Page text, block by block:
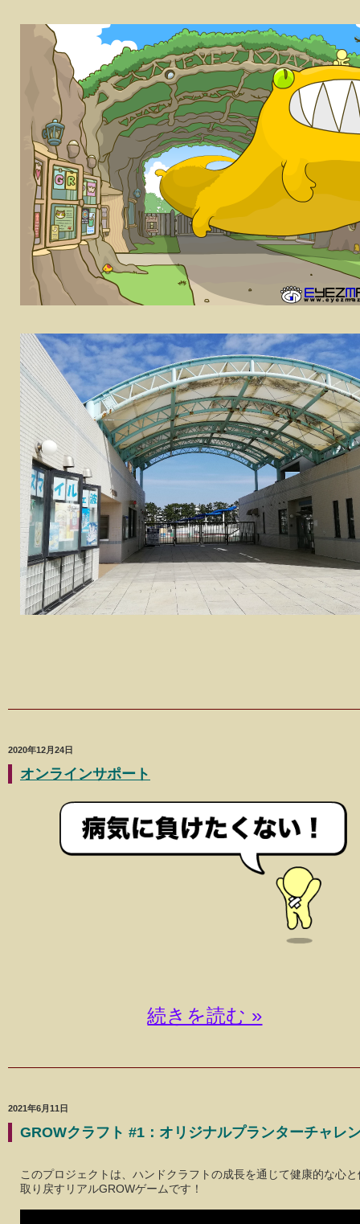
2020年12月24日
オンラインサポート
続きを読む »
2021年6月11日
GROWクラフト #1：オリジナルプランターチャレ
このプロジェクトは、ハンドクラフトの成長を通じて健康的な心
取り戻すリアルGROWゲームです！